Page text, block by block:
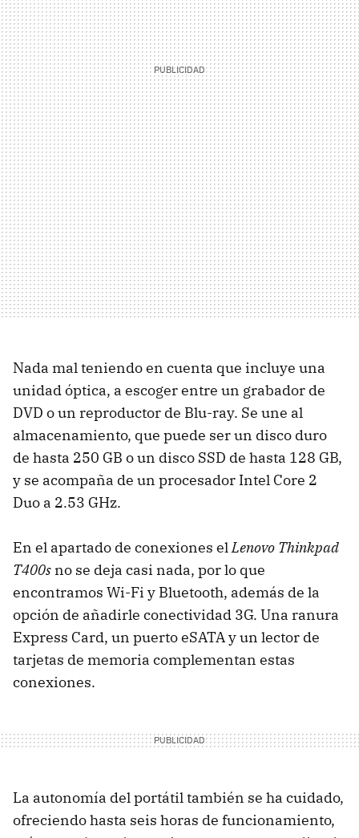
Nada mal teniendo en cuenta que incluye una
unidad óptica, a escoger entre un grabador de
DVD o un reproductor de Blu-ray. Se une al
almacenamiento, que puede ser un disco duro
de hasta 250 GB o un disco SSD de hasta 128 GB,
y se acompaña de un procesador Intel Core 2
Duo a 2.53 GHz.
En el apartado de conexiones elLenovo Thinkpad
T400s no se deja casi nada, por lo que
encontramos Wi-Fi y Bluetooth, además de la
opción de añadirle conectividad 3G. Una ranura
Express Card, un puerto eSATA y un lector de
tarjetas de memoria complementan estas
conexiones.
La autonomía del portátil también se ha cuidado,
ofreciendo hasta seis horas de funcionamiento,